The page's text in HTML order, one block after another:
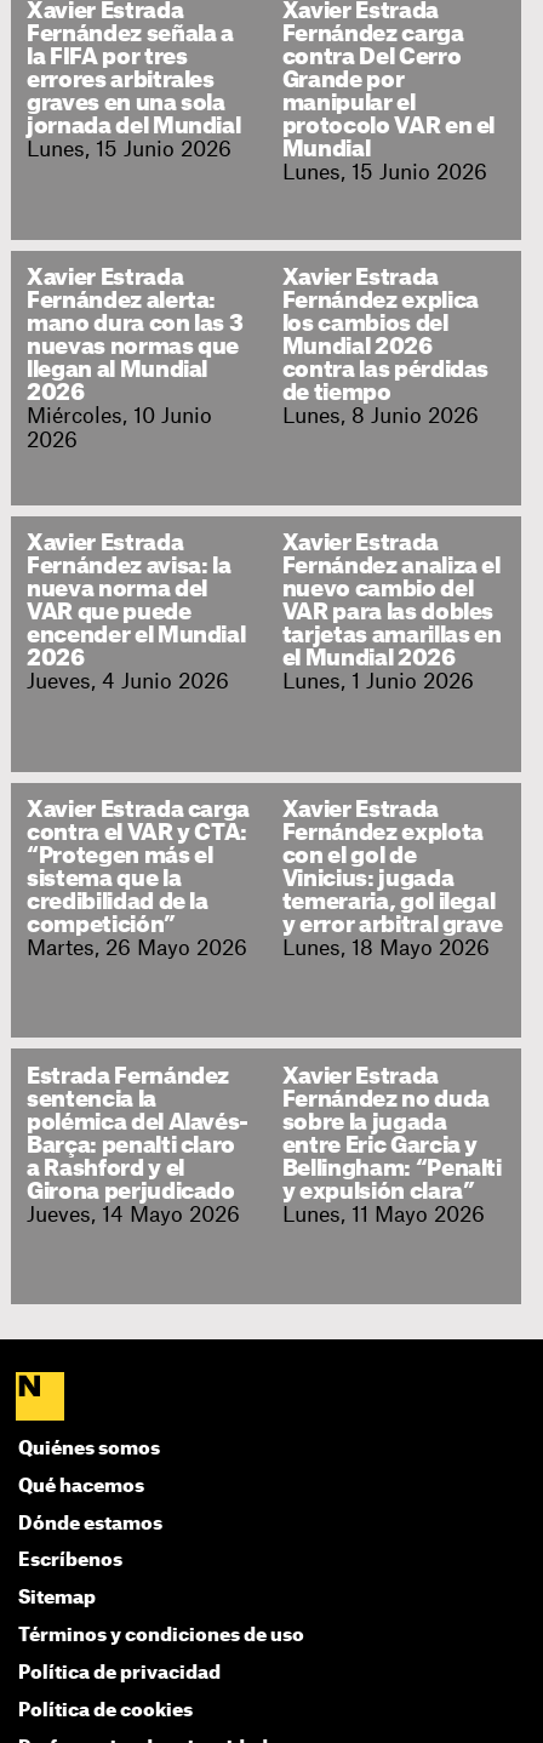
Xavier Estrada
Fernández señala a
la FIFA por tres
errores arbitrales
graves en una sola
jornada del Mundial
Lunes, 15 Junio 2026
Xavier Estrada
Fernández carga
contra Del Cerro
Grande por
manipular el
protocolo VAR en el
Mundial
Lunes, 15 Junio 2026
Xavier Estrada
Fernández alerta:
mano dura con las 3
nuevas normas que
llegan al Mundial
2026
Miércoles, 10 Junio
2026
Xavier Estrada
Fernández explica
los cambios del
Mundial 2026
contra las pérdidas
de tiempo
Lunes, 8 Junio 2026
Xavier Estrada
Fernández avisa: la
nueva norma del
VAR que puede
encender el Mundial
2026
Jueves, 4 Junio 2026
Xavier Estrada
Fernández analiza el
nuevo cambio del
VAR para las dobles
tarjetas amarillas en
el Mundial 2026
Lunes, 1 Junio 2026
Xavier Estrada carga
contra el VAR y CTA:
“Protegen más el
sistema que la
credibilidad de la
competición”
Martes, 26 Mayo 2026
Xavier Estrada
Fernández explota
con el gol de
Vinicius: jugada
temeraria, gol ilegal
y error arbitral grave
Lunes, 18 Mayo 2026
Estrada Fernández
sentencia la
polémica del Alavés-
Barça: penalti claro
a Rashford y el
Girona perjudicado
Jueves, 14 Mayo 2026
Xavier Estrada
Fernández no duda
sobre la jugada
entre Eric Garcia y
Bellingham: “Penalti
y expulsión clara”
Lunes, 11 Mayo 2026
Quiénes somos
Qué hacemos
Dónde estamos
Escríbenos
Sitemap
Términos y condiciones de uso
Política de privacidad
Política de cookies